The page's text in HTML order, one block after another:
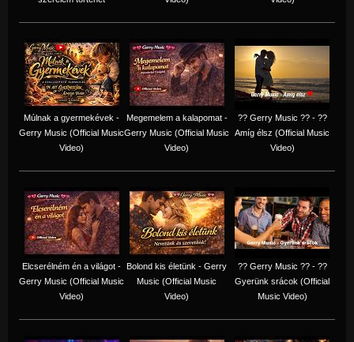
Múlnak a gyermekévek -
Gerry Music (Official Music
Video)
Megemelem a kalapomat -
Gerry Music (Official Music
Video)
?? Gerry Music ?? - ??
Amíg élsz (Official Music
Video)
Elcserélném én a világot -
Gerry Music (Official Music
Video)
Bolond kis életünk - Gerry
Music (Official Music
Video)
?? Gerry Music ?? - ??
Gyerünk srácok (Official
Music Video)